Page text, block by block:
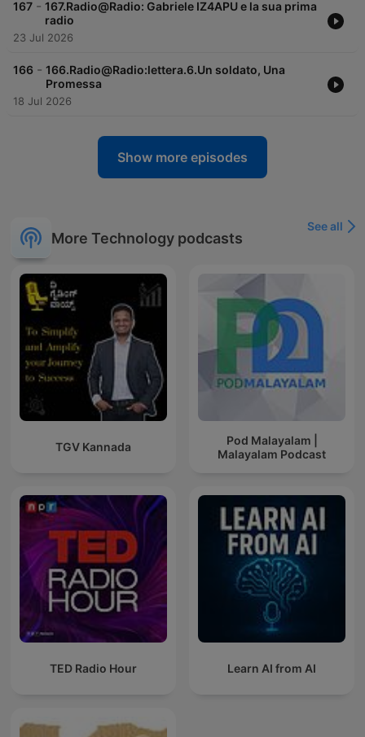
167 - 167.Radio@Radio: Gabriele IZ4APU e la sua prima
radio
23 Jul 2026
166 - 166.Radio@Radio:lettera.6.Un soldato, Una
Promessa
18 Jul 2026
Show more episodes
More Technology podcasts
See all
TGV Kannada
Pod Malayalam |
Malayalam Podcast
TED Radio Hour Learn AI from AI